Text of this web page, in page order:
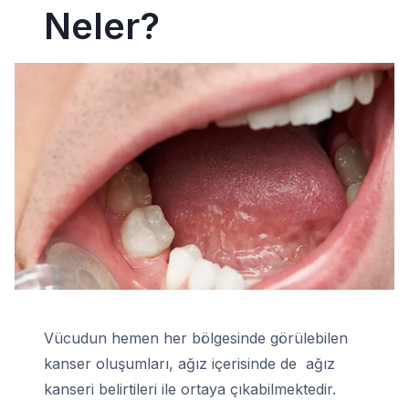
Neler?
Vücudun hemen her bölgesinde görülebilen
kanser oluşumları, ağız içerisinde de ağız
kanseri belirtileri ile ortaya çıkabilmektedir.